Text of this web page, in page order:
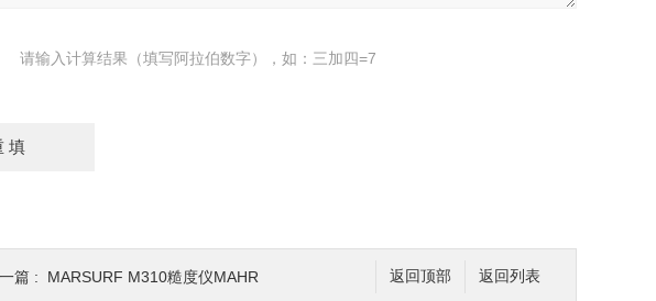
请输入计算结果（填写阿拉伯数字），如：三加四=7
返回列表
返回顶部
篇 : MARSURF M310糙度仪MAHR